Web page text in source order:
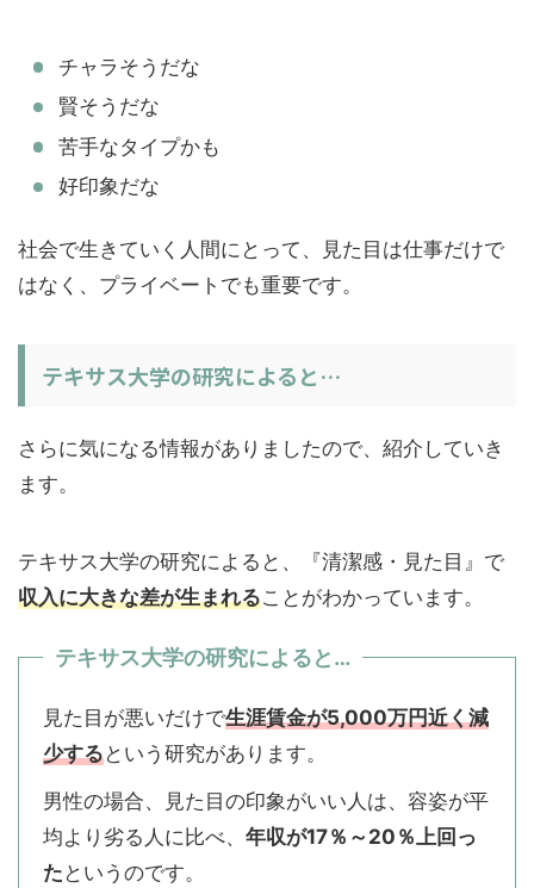
チャラそうだな
賢そうだな
苦手なタイプかも
好印象だな
社会で生きていく人間にとって、見た目は仕事だけで
はなく、プライベートでも重要です。
テキサス大学の研究によると…
さらに気になる情報がありましたので、紹介していき
ます。
テキサス大学の研究によると、『清潔感・見た目』で
収入に大きな差が生まれることがわかっています。
テキサス大学の研究によると…
見た目が悪いだけで生涯賃金が5,000万円近く減
少するという研究があります。
男性の場合、見た目の印象がいい人は、容姿が平
均より劣る人に比べ、 年収が17％～20％上回っ
た というのです。